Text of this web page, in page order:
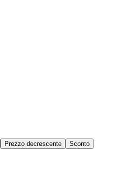
Prezzo decrescente Sconto